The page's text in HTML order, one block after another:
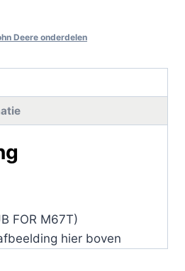
Deere onderdelen
FOR M67T)
hier boven